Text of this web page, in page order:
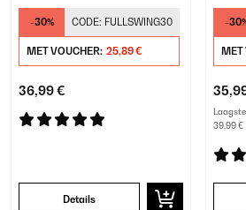
-30% CODE: FULLSWING30
MET VOUCHER: 25,89 €
36,99 €
Details
-
MET
39,99 €